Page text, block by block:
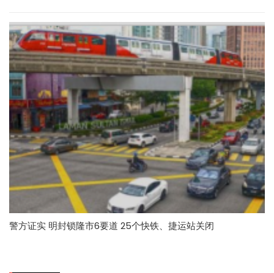
警方证实 明封锁隆市6要道 25个快铁、捷运站关闭